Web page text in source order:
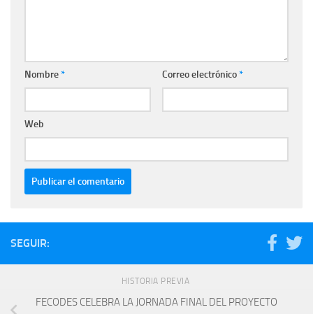
Nombre* Correo electrónico*
Web
SEGUIR:
HISTORIA PREVIA
FECODES CELEBRA LA JORNADA FINAL DEL PROYECTO